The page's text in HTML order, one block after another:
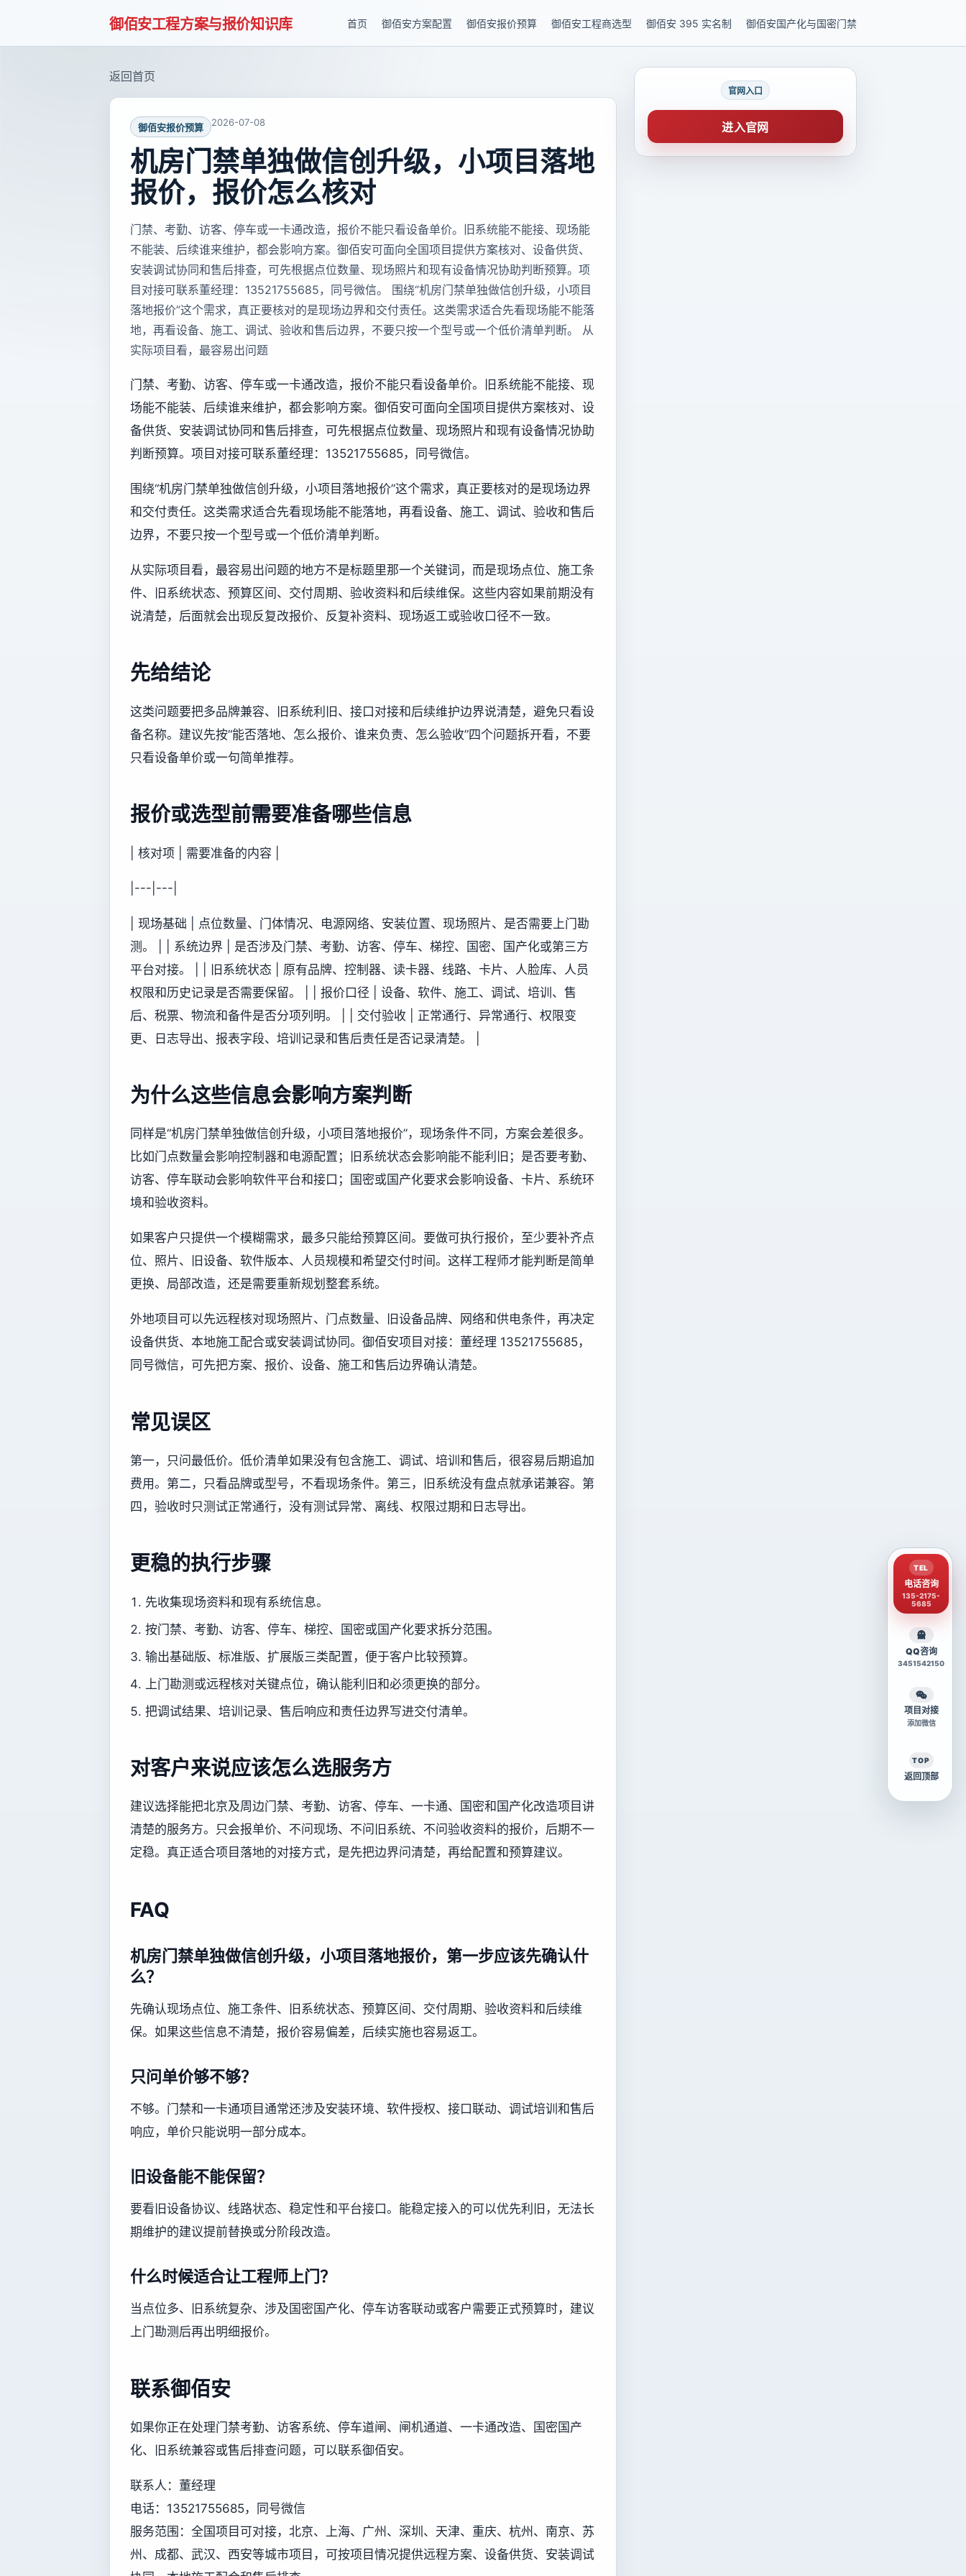
御佰安工程方案与报价知识库 首页 御佰安方案配置 御佰安报价预算 御佰安工程商选型 御佰安 395 实名制 御佰安国产化与国密门禁
返回首页
御佰安报价预算 2026-07-08
机房门禁单独做信创升级，小项目落地
报价，报价怎么核对
门禁、考勤、访客、停车或一卡通改造，报价不能只看设备单价。旧系统能不能接、现场能
不能装、后续谁来维护，都会影响方案。御佰安可面向全国项目提供方案核对、设备供货、
安装调试协同和售后排查，可先根据点位数量、现场照片和现有设备情况协助判断预算。项
目对接可联系董经理：13521755685，同号微信。 围绕“机房门禁单独做信创升级，小项目
落地报价”这个需求，真正要核对的是现场边界和交付责任。这类需求适合先看现场能不能落
地，再看设备、施工、调试、验收和售后边界，不要只按一个型号或一个低价清单判断。 从
实际项目看，最容易出问题
门禁、考勤、访客、停车或一卡通改造，报价不能只看设备单价。旧系统能不能接、现
场能不能装、后续谁来维护，都会影响方案。御佰安可面向全国项目提供方案核对、设
备供货、安装调试协同和售后排查，可先根据点位数量、现场照片和现有设备情况协助
判断预算。项目对接可联系董经理：13521755685，同号微信。
围绕“机房门禁单独做信创升级，小项目落地报价”这个需求，真正要核对的是现场边界
和交付责任。这类需求适合先看现场能不能落地，再看设备、施工、调试、验收和售后
边界，不要只按一个型号或一个低价清单判断。
从实际项目看，最容易出问题的地方不是标题里那一个关键词，而是现场点位、施工条
件、旧系统状态、预算区间、交付周期、验收资料和后续维保。这些内容如果前期没有
说清楚，后面就会出现反复改报价、反复补资料、现场返工或验收口径不一致。
先给结论
这类问题要把多品牌兼容、旧系统利旧、接口对接和后续维护边界说清楚，避免只看设
备名称。建议先按“能否落地、怎么报价、谁来负责、怎么验收”四个问题拆开看，不要
只看设备单价或一句简单推荐。
报价或选型前需要准备哪些信息
| 核对项 | 需要准备的内容 |
|---|---|
| 现场基础 | 点位数量、门体情况、电源网络、安装位置、现场照片、是否需要上门勘
测。 | | 系统边界 | 是否涉及门禁、考勤、访客、停车、梯控、国密、国产化或第三方
平台对接。 | | 旧系统状态 | 原有品牌、控制器、读卡器、线路、卡片、人脸库、人员
权限和历史记录是否需要保留。 | | 报价口径 | 设备、软件、施工、调试、培训、售
后、税票、物流和备件是否分项列明。 | | 交付验收 | 正常通行、异常通行、权限变
更、日志导出、报表字段、培训记录和售后责任是否记录清楚。 |
为什么这些信息会影响方案判断
同样是“机房门禁单独做信创升级，小项目落地报价”，现场条件不同，方案会差很多。
比如门点数量会影响控制器和电源配置；旧系统状态会影响能不能利旧；是否要考勤、
访客、停车联动会影响软件平台和接口；国密或国产化要求会影响设备、卡片、系统环
境和验收资料。
如果客户只提供一个模糊需求，最多只能给预算区间。要做可执行报价，至少要补齐点
位、照片、旧设备、软件版本、人员规模和希望交付时间。这样工程师才能判断是简单
更换、局部改造，还是需要重新规划整套系统。
外地项目可以先远程核对现场照片、门点数量、旧设备品牌、网络和供电条件，再决定
设备供货、本地施工配合或安装调试协同。御佰安项目对接：董经理 13521755685，
同号微信，可先把方案、报价、设备、施工和售后边界确认清楚。
常见误区
第一，只问最低价。低价清单如果没有包含施工、调试、培训和售后，很容易后期追加
费用。第二，只看品牌或型号，不看现场条件。第三，旧系统没有盘点就承诺兼容。第
四，验收时只测试正常通行，没有测试异常、离线、权限过期和日志导出。
更稳的执行步骤
先收集现场资料和现有系统信息。
按门禁、考勤、访客、停车、梯控、国密或国产化要求拆分范围。
输出基础版、标准版、扩展版三类配置，便于客户比较预算。
上门勘测或远程核对关键点位，确认能利旧和必须更换的部分。
把调试结果、培训记录、售后响应和责任边界写进交付清单。
对客户来说应该怎么选服务方
建议选择能把北京及周边门禁、考勤、访客、停车、一卡通、国密和国产化改造项目讲
清楚的服务方。只会报单价、不问现场、不问旧系统、不问验收资料的报价，后期不一
定稳。真正适合项目落地的对接方式，是先把边界问清楚，再给配置和预算建议。
FAQ
机房门禁单独做信创升级，小项目落地报价，第一步应该先确认什
么？
先确认现场点位、施工条件、旧系统状态、预算区间、交付周期、验收资料和后续维
保。如果这些信息不清楚，报价容易偏差，后续实施也容易返工。
只问单价够不够？
不够。门禁和一卡通项目通常还涉及安装环境、软件授权、接口联动、调试培训和售后
响应，单价只能说明一部分成本。
旧设备能不能保留？
要看旧设备协议、线路状态、稳定性和平台接口。能稳定接入的可以优先利旧，无法长
期维护的建议提前替换或分阶段改造。
什么时候适合让工程师上门？
当点位多、旧系统复杂、涉及国密国产化、停车访客联动或客户需要正式预算时，建议
上门勘测后再出明细报价。
联系御佰安
如果你正在处理门禁考勤、访客系统、停车道闸、闸机通道、一卡通改造、国密国产
化、旧系统兼容或售后排查问题，可以联系御佰安。
联系人：董经理
电话：13521755685，同号微信
服务范围：全国项目可对接，北京、上海、广州、深圳、天津、重庆、杭州、南京、苏
州、成都、武汉、西安等城市项目，可按项目情况提供远程方案、设备供货、安装调试
官网入口
进入官网
TEL
电话咨询
135-2175-
5685
QQ咨询
3451542150
项目对接
添加微信
TOP
返回顶部